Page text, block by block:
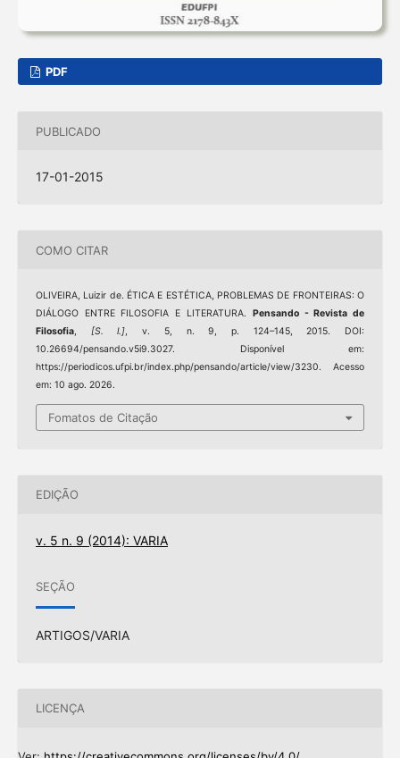
PDF
PUBLICADO
17-01-2015
COMO CITAR
OLIVEIRA, Luizir de. ÉTICA E ESTÉTICA, PROBLEMAS DE FRONTEIRAS: O
DIÁLOGO ENTRE FILOSOFIA E LITERATURA. Pensando - Revista de
Filosofia, [S. l.], v. 5, n. 9, p. 124–145, 2015. DOI:
10.26694/pensando.v5i9.3027. Disponível em:
https://periodicos.ufpi.br/index.php/pensando/article/view/3230. Acesso
em: 10 ago. 2026.
Fomatos de Citação
EDIÇÃO
v. 5 n. 9 (2014): VARIA
SEÇÃO
ARTIGOS/VARIA
LICENÇA